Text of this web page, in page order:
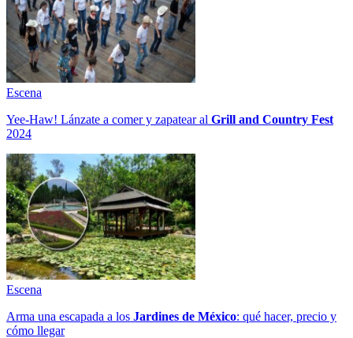
Escena
Yee-Haw! Lánzate a comer y zapatear al Grill and Country Fest
2024
Escena
Arma una escapada a los Jardines de México: qué hacer, precio y
cómo llegar